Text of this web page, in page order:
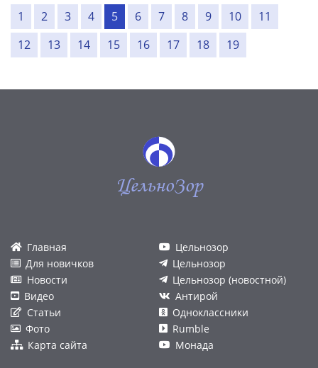
1
2 3 4 5 6 7 8 9 10
11
12
13 14 15 16 17 18 19
ЦельноЗор
Главная
Для новичков
Новости
Видео
Статьи
Фото
Карта сайта
Цельнозор
Цельнозор
Цельнозор (новостной)
Антирой
Одноклассники
Rumble
Монада